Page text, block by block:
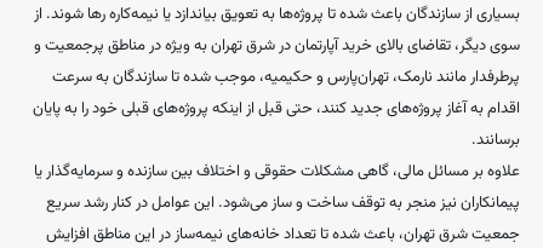
بسیاری از سازندگان باعث شده تا پروژه‌ها به تعویق بیاندازد یا نیمه‌کاره رها شوند. از
سوی دیگر، تقاضای بالای خرید آپارتمان در شرق تهران به ویژه در مناطق پرجمعیت و
پرطرفدار مانند نارمک، تهران‌پارس و حکیمیه، موجب شده تا سازندگان به سرعت
اقدام به آغاز پروژه‌های جدید کنند، حتی قبل از اینکه پروژه‌های قبلی خود را به پایان
برسانند.
علاوه بر مسائل مالی، گاهی مشکلات حقوقی و اختلاف بین سازنده و سرمایه‌گذار یا
پیمانکاران نیز منجر به توقف ساخت و ساز می‌شود. این عوامل در کنار رشد سریع
جمعیت شرق تهران، باعث شده تا تعداد خانه‌های نیمه‌ساز در این مناطق افزایش